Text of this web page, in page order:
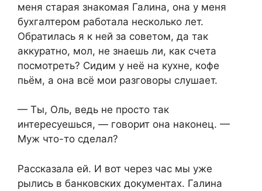
меня старая знакомая Галина, она у меня
бухгалтером работала несколько лет.
Обратилась я к ней за советом, да так
аккуратно, мол, не знаешь ли, как счета
посмотреть? Сидим у неё на кухне, кофе
пьём, а она всё мои разговоры слушает.
— Ты, Оль, ведь не просто так
интересуешься, — говорит она наконец. —
Муж что-то сделал?
Рассказала ей. И вот через час мы уже
рылись в банковских документах. Галина